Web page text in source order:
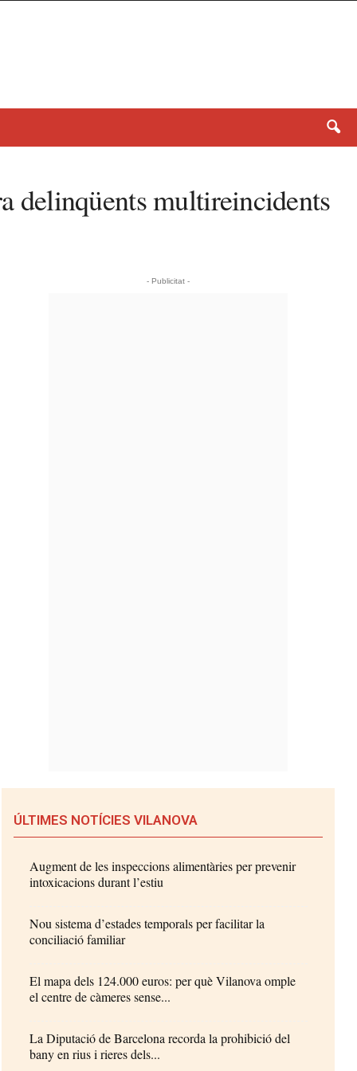
delinqüents multireincidents
- Publicitat -
ÚLTIMES NOTÍCIES VILANOVA
Augment de les inspeccions alimentàries per prevenir
intoxicacions durant l’estiu
Nou sistema d’estades temporals per facilitar la
conciliació familiar
El mapa dels 124.000 euros: per què Vilanova omple
el centre de càmeres sense...
La Diputació de Barcelona recorda la prohibició del
bany en rius i rieres dels...